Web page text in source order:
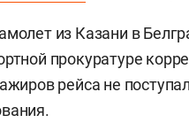
из Казани в
прокуратуре
рейса не